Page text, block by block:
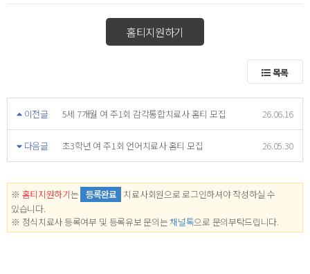
홈티지원하기
목록
이전글 5세 7개월 여 주1회 감각통합치료사 홈티 모집 26.06.16
다음글 초3학년 여 주1회 언어치료사 홈티 모집 26.05.30
※ 홈티지원하기는 등록완료 치료사회원으로 로그인하셔야 작성하실 수
있습니다.
※ 정식치료사 등록여부 및 등록유보 문의는 채널톡으로 문의부탁드립니다.